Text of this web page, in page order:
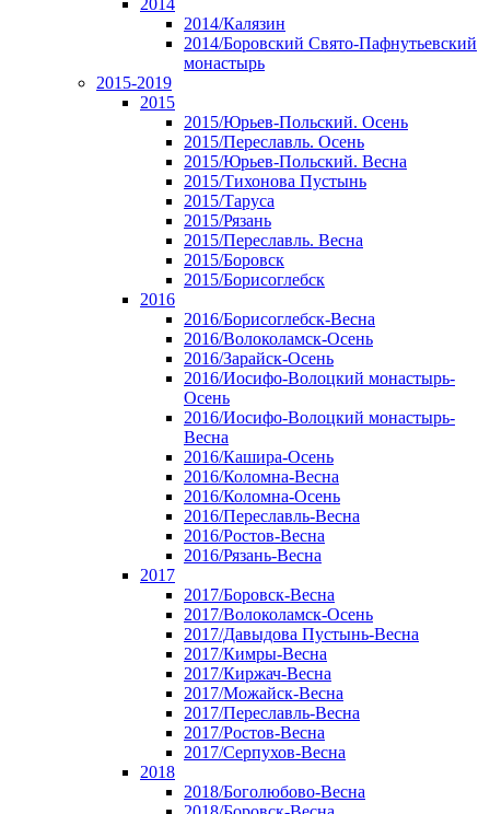
2014
2014/Калязин
2014/Боровский Свято-Пафнутьевский
монастырь
2015-2019
2015
2015/Юрьев-Польский. Осень
2015/Переславль. Осень
2015/Юрьев-Польский. Весна
2015/Тихонова Пустынь
2015/Таруса
2015/Рязань
2015/Переславль. Весна
2015/Боровск
2015/Борисоглебск
2016
2016/Борисоглебск-Весна
2016/Волоколамск-Осень
2016/Зарайск-Осень
2016/Иосифо-Волоцкий монастырь-
Осень
2016/Иосифо-Волоцкий монастырь-
Весна
2016/Кашира-Осень
2016/Коломна-Весна
2016/Коломна-Осень
2016/Переславль-Весна
2016/Ростов-Весна
2016/Рязань-Весна
2017
2017/Боровск-Весна
2017/Волоколамск-Осень
2017/Давыдова Пустынь-Весна
2017/Кимры-Весна
2017/Киржач-Весна
2017/Можайск-Весна
2017/Переславль-Весна
2017/Ростов-Весна
2017/Серпухов-Весна
2018
2018/Боголюбово-Весна